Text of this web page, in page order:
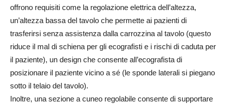
offrono requisiti come la regolazione elettrica dell’altezza,
un’altezza bassa del tavolo che permette ai pazienti di
trasferirsi senza assistenza dalla carrozzina al tavolo (questo
riduce il mal di schiena per gli ecografisti e i rischi di caduta per
il paziente), un design che consente all’ecografista di
posizionare il paziente vicino a sé (le sponde laterali si piegano
sotto il telaio del tavolo).
Inoltre, una sezione a cuneo regolabile consente di supportare